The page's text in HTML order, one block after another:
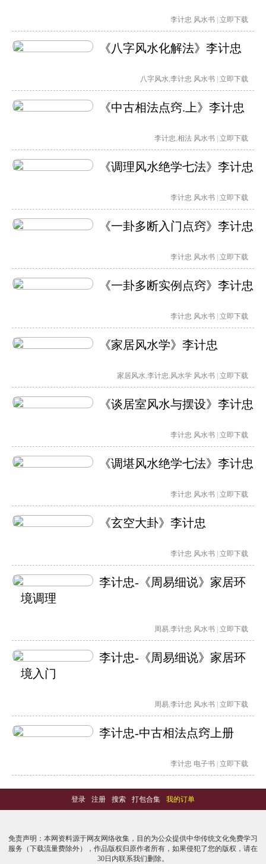
李计忠 风水书 立即下载
《八字风水化解法》李计忠
八字风水,李计忠 风水书 立即下载
《中古相法点窍.上》李计忠
李计忠,相法 风水书 立即下载
《调理风水绝学七法》李计忠
李计忠 风水书 立即下载
《一卦多断入门点窍》李计忠
李计忠 风水书 立即下载
《一卦多断实例点窍》李计忠
李计忠 风水书 立即下载
《家居风水学》李计忠
家居风水,李计忠,风水学 风水书 立即下载
《谈居室风水与摆设》李计忠
李计忠 风水书 立即下载
《调堪风水绝学七法》李计忠
李计忠 风水书 立即下载
《玄空大卦》李计忠
李计忠 风水书 立即下载
李计忠-《周易细说》家居环
境调理
周易,李计忠 风水书 立即下载
李计忠-《周易细说》家居环
境入门
周易,李计忠 风水书 立即下载
李计忠-中古相法点窍上册
李计忠 电子书 立即下载
登录 - 注册 - 搜索 - 打包合集 - 我的订单
免责声明：本网资料源于网友网络收集，目的为公众提供中华传统文化免费学习
服务（下载流量费除外），作品版权归原作者所有，如果侵犯了您的版权，请在
30日内联系我们删除。